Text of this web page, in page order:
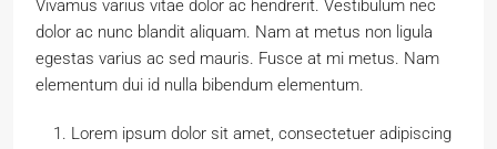
Vivamus varius vitae dolor ac hendrerit. Vestibulum nec
dolor ac nunc blandit aliquam. Nam at metus non ligula
egestas varius ac sed mauris. Fusce at mi metus. Nam
elementum dui id nulla bibendum elementum.
Lorem ipsum dolor sit amet, consectetuer adipiscing